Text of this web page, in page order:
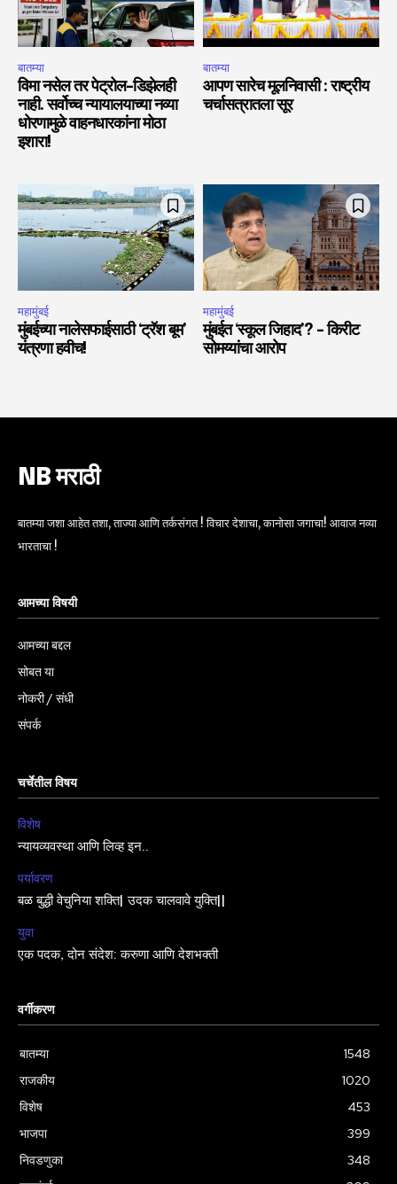
बातम्या
विमा नसेल तर पेट्रोल-डिझेलही
नाही. सर्वोच्च न्यायालयाच्या नव्या
धोरणामुळे वाहनधारकांना मोठा
इशारा!
बातम्या
आपण सारेच मूलनिवासी : राष्ट्रीय
चर्चासत्रातला सूर
महामुंबई
मुंबईच्या नालेसफाईसाठी ‘ट्रॅश बूम’
यंत्रणा हवीच!
महामुंबई
मुंबईत ‘स्कूल जिहाद’? – किरीट
सोमय्यांचा आरोप
NB मराठी
बातम्या जशा आहेत तशा, ताज्या आणि तर्कसंगत ! विचार देशाचा, कानोसा जगाचा! आवाज नव्या
भारताचा !
आमच्या विषयी
आमच्या बद्दल
सोबत या
नोकरी / संधी
संपर्क
चर्चेतील विषय
विशेष
न्यायव्यवस्था आणि लिव्ह इन..
पर्यावरण
बळ बुद्धी वेचुनिया शक्ति| उदक चालवावे युक्ति||
युवा
एक पदक, दोन संदेश: करुणा आणि देशभक्ती
वर्गीकरण
बातम्या
1548
राजकीय
1020
विशेष
453
भाजपा
399
निवडणुका
348